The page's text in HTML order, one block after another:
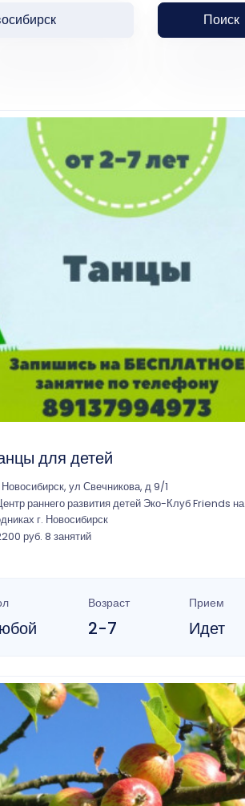
Поиск
для детей
Новосибирск, ул Свечникова, д 9/1
раннего развития детей Эко-Клуб Friends на
г. Новосибирск
руб. 8 занятий
Возраст
2-7
Прием
Идет